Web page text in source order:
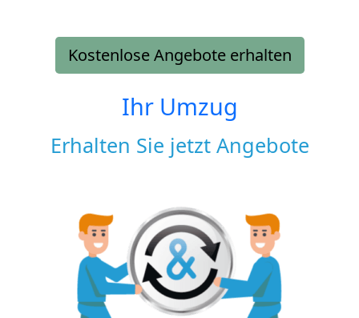
Kostenlose Angebote erhalten
Ihr Umzug
Erhalten Sie jetzt Angebote